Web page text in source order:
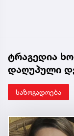
ტრაგედია
დაღუპული
საზოგადოება